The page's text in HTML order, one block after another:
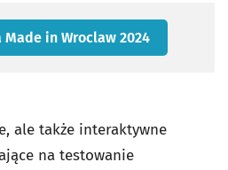
in Wroclaw 2024
ale także interaktywne
na testowanie